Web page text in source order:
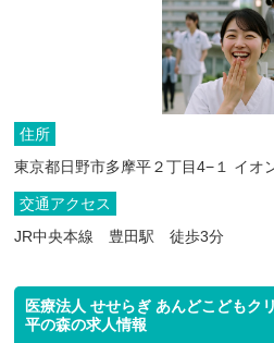
住所
東京都日野市多摩平２丁目4−１ イオ
交通アクセス
JR中央本線 豊田駅 徒歩3分
医療法人 せせらぎ あんどこどもク
平の森の求人情報